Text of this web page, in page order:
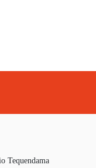
Tequendama